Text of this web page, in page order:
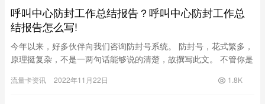
呼叫中心防封工作总结报告？呼叫中心防封工作总
结报告怎么写!
今年以来，好多伙伴向我们咨询防封号系统。 防封号，花式繁多，
原理挺复杂，不是一两句话能够说的清楚，故撰写此文。 不管你是
转…
流量卡资讯 2022年11月22日 1.8K